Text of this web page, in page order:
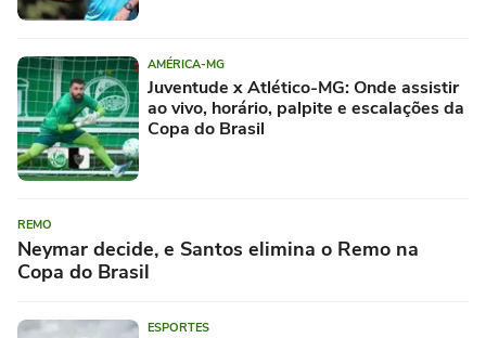
AMÉRICA-MG
Juventude x Atlético-MG: Onde assistir
ao vivo, horário, palpite e escalações da
Copa do Brasil
REMO
Neymar decide, e Santos elimina o Remo na
Copa do Brasil
ESPORTES